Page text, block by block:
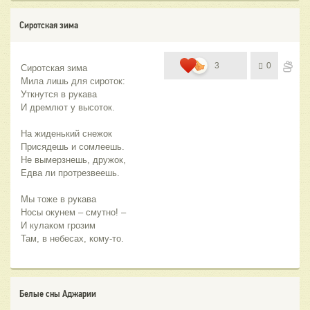
Сиротская зима
Сиротская зима
Мила лишь для сироток:
Уткнутся в рукава
И дремлют у высоток.
На жиденький снежок
Присядешь и сомлеешь.
Не вымерзнешь, дружок,
Едва ли протрезвеешь.
Мы тоже в рукава
Носы окунем – смутно! –
И кулаком грозим
Там, в небесах, кому-то.
3 0
Белые сны Аджарии